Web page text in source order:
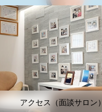
アクセス（面談サロン）